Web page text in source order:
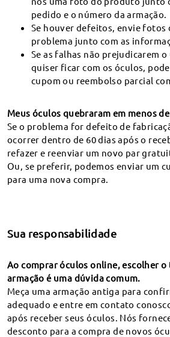
Rastrear o meu pedido
Sugestões &
Devolução e Troca por
Os óculos não satisfatórios
Cobrir qualquer possível
na mão-de-obra.
Compre
pedido e o número da armação.
Se houver defeitos, envie fotos
problema junto com as
Se as falhas não prejudicarem
quiser ficar com os óculos,
cupom ou reembolso parcial
Meus óculos quebraram em menos
Se o problema for defeito de
ocorrer dentro de 60 dias após o
refazer e reenviar um novo par
Ou, se preferir, podemos enviar um
para uma nova compra.
Sua responsabilidade
Ao comprar óculos online, escolher
armação é uma dúvida comum.
Meça uma armação antiga para
adequado e entre em contato
após receber seus óculos. Nós
desconto para a compra de novos
*São tomadas precauções em
proteger suas